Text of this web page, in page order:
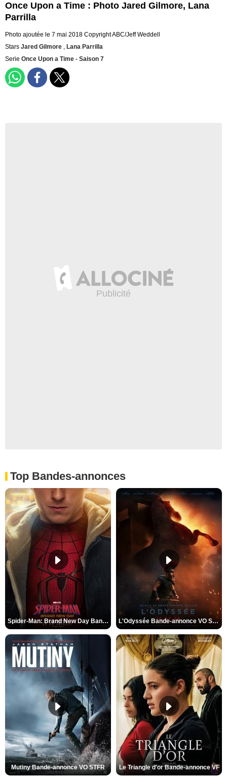
Once Upon a Time : Photo Jared Gilmore, Lana
Parrilla
Photo ajoutée le 7 mai 2018 Copyright ABC/Jeff Weddell
Stars Jared Gilmore , Lana Parrilla
Serie Once Upon a Time - Saison 7
Top Bandes-annonces
Spider-Man: Brand New Day Bande-annonce VO STFR L'Odyssée Bande-annonce VO STFR
Mutiny Bande-annonce VO STFR Le Triangle d'or Bande-annonce VF